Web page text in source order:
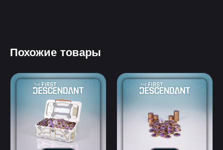
Похожие товары